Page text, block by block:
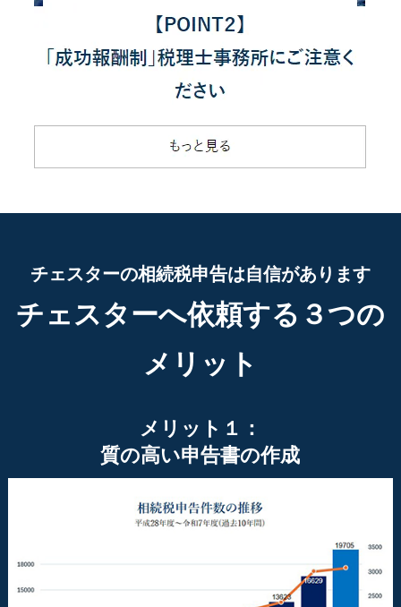
チェスターの相続税申告は自信があります
チェスターへ依頼する３つの
メリット
メリット１：
質の高い申告書の作成